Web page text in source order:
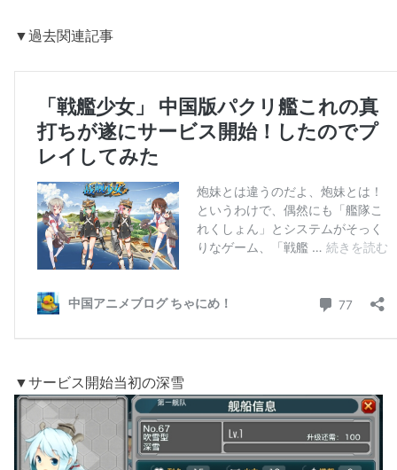
▼過去関連記事
▼サービス開始当初の深雪